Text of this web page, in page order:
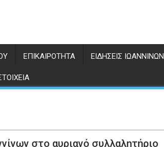
ΕΠΙΚΑΙΡΌΤΗΤΑ ΕΙΔΉΣΕΙΣ ΙΩΑΝΝΊΝΩΝ
στο αυριανό συλλαλητήριο